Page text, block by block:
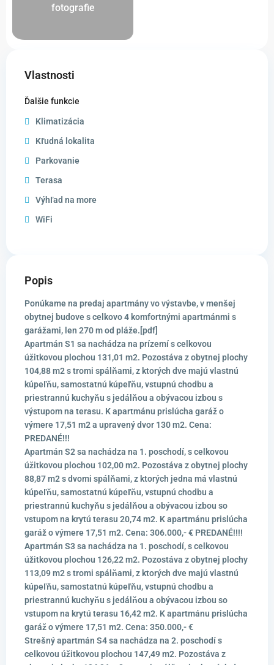
fotografie
Vlastnosti
Ďalšie funkcie
Klimatizácia
Kľudná lokalita
Parkovanie
Terasa
Výhľad na more
WiFi
Popis
Ponúkame na predaj apartmány vo výstavbe, v menšej
obytnej budove s celkovo 4 komfortnými apartmánmi s
garážami, len 270 m od pláže.[pdf]
Apartmán S1 sa nachádza na prízemí s celkovou
úžitkovou plochou 131,01 m2. Pozostáva z obytnej plochy
104,88 m2 s tromi spálňami, z ktorých dve majú vlastnú
kúpeľňu, samostatnú kúpeľňu, vstupnú chodbu a
priestrannú kuchyňu s jedálňou a obývacou izbou s
výstupom na terasu. K apartmánu prislúcha garáž o
výmere 17,51 m2 a upravený dvor 130 m2. Cena:
PREDANÉ!!!
Apartmán S2 sa nachádza na 1. poschodí, s celkovou
úžitkovou plochou 102,00 m2. Pozostáva z obytnej plochy
88,87 m2 s dvomi spálňami, z ktorých jedna má vlastnú
kúpeľňu, samostatnú kúpeľňu, vstupnú chodbu a
priestrannú kuchyňu s jedálňou a obývacou izbou so
vstupom na krytú terasu 20,74 m2. K apartmánu prislúcha
garáž o výmere 17,51 m2. Cena: 306.000,- € PREDANÉ!!!!
Apartmán S3 sa nachádza na 1. poschodí, s celkovou
úžitkovou plochou 126,22 m2. Pozostáva z obytnej plochy
113,09 m2 s tromi spálňami, z ktorých dve majú vlastnú
kúpeľňu, samostatnú kúpeľňu, vstupnú chodbu a
priestrannú kuchyňu s jedálňou a obývacou izbou so
vstupom na krytú terasu 16,42 m2. K apartmánu prislúcha
garáž o výmere 17,51 m2. Cena: 350.000,- €
Strešný apartmán S4 sa nachádza na 2. poschodí s
celkovou úžitkovou plochou 147,49 m2. Pozostáva z